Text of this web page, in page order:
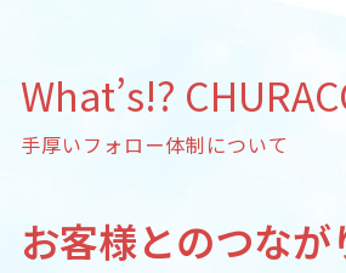
What’s!?
手厚いフォロー体制について
お客様とのつなが